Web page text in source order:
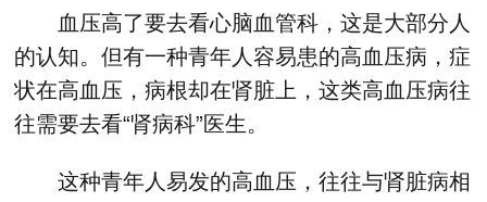
血压高了要去看心脑血管科，这是大部分人
的认知。但有一种青年人容易患的高血压病，症
状在高血压，病根却在肾脏上，这类高血压病往
往需要去看“肾病科”医生。
这种青年人易发的高血压，往往与肾脏病相